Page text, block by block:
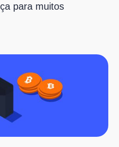
para muitos